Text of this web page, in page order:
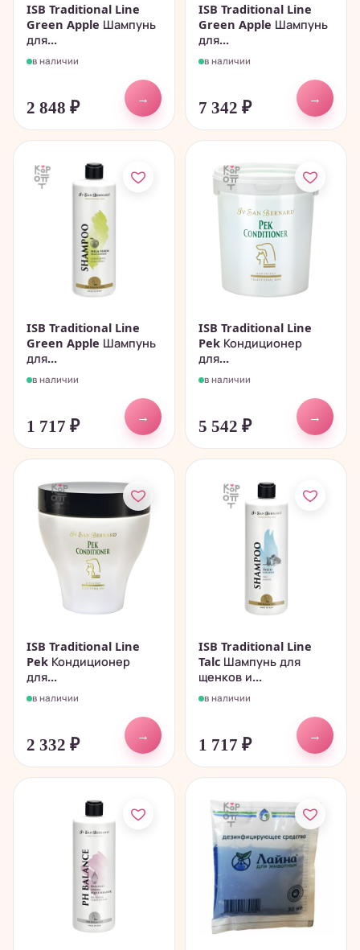
ISB Traditional Line
Green Apple Шампунь
для...
в наличии
2 848 ₽
→
ISB Traditional Line
Green Apple Шампунь
для...
в наличии
7 342 ₽
→
ISB Traditional Line
Green Apple Шампунь
для...
в наличии
1 717 ₽
→
ISB Traditional Line
Pek Кондиционер
для...
в наличии
5 542 ₽
→
ISB Traditional Line
Pek Кондиционер
для...
в наличии
2 332 ₽
→
ISB Traditional Line
Talc Шампунь для
щенков и...
в наличии
1 717 ₽
→